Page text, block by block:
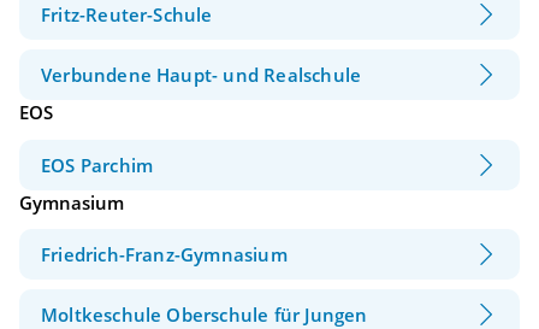
Fritz-Reuter-Schule
Verbundene Haupt- und Realschule
EOS
EOS Parchim
Gymnasium
Friedrich-Franz-Gymnasium
Moltkeschule Oberschule für Jungen